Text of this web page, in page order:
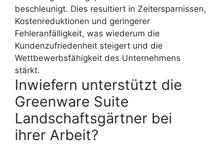
beschleunigt. Dies resultiert in Zeitersparnissen,
Kostenreduktionen und geringerer
Fehleranfälligkeit, was wiederum die
Kundenzufriedenheit steigert und die
Wettbewerbsfähigkeit des Unternehmens
stärkt.
Inwiefern unterstützt die
Greenware Suite
Landschaftsgärtner bei
ihrer Arbeit?